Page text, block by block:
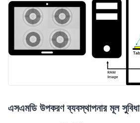
এসএমডি উপকরণ ব্যবস্থাপনার মূল সুবিধা